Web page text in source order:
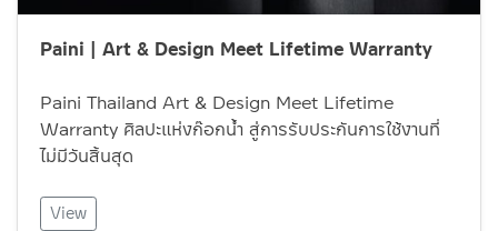
Paini | Art & Design Meet Lifetime Warranty
Paini Thailand Art & Design Meet Lifetime
Warranty ศิลปะแห่งก๊อกน้ำ สู่การรับประกันการใช้งานที่
ไม่มีวันสิ้นสุด
View